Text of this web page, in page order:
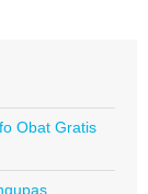
Obat Gratis